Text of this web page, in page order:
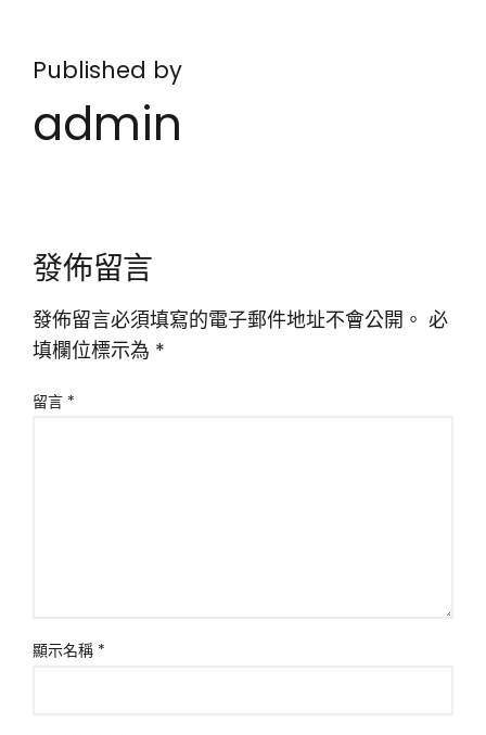
Published by
admin
發佈留言
發佈留言必須填寫的電子郵件地址不會公開。 必
填欄位標示為 *
留言 *
顯示名稱 *